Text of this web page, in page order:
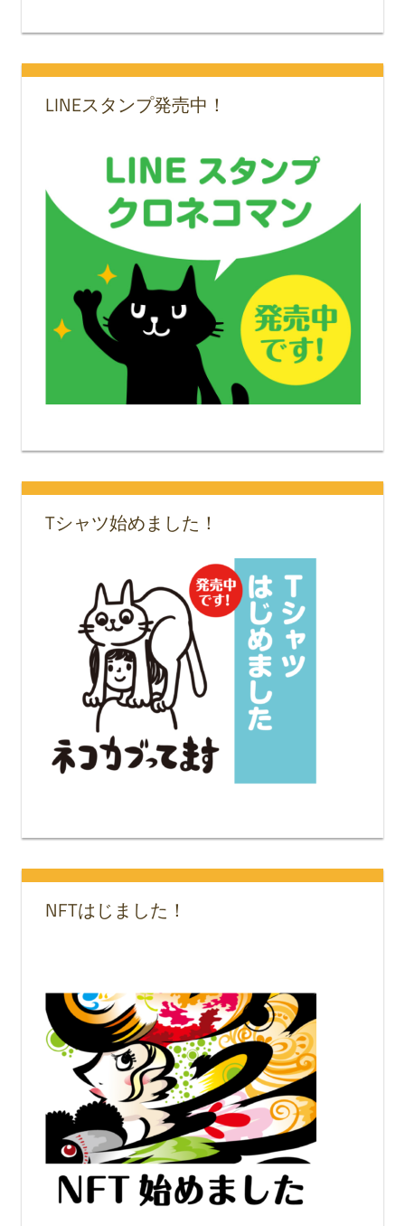
LINEスタンプ発売中！
Tシャツ始めました！
NFTはじました！